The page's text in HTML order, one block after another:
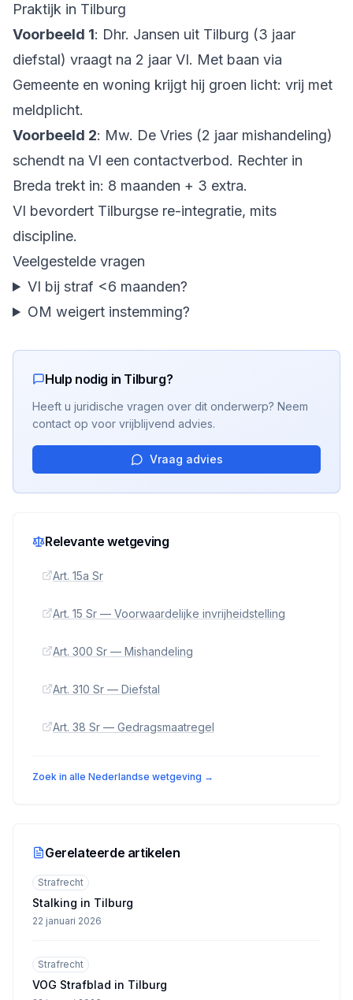
Praktijk in Tilburg
Voorbeeld 1: Dhr. Jansen uit Tilburg (3 jaar
diefstal) vraagt na 2 jaar VI. Met baan via
Gemeente en woning krijgt hij groen licht: vrij met
meldplicht.
Voorbeeld 2: Mw. De Vries (2 jaar mishandeling)
schendt na VI een contactverbod. Rechter in
Breda trekt in: 8 maanden + 3 extra.
VI bevordert Tilburgse re-integratie, mits
discipline.
Veelgestelde vragen
VI bij straf <6 maanden?
OM weigert instemming?
Hulp nodig in Tilburg?
Heeft u juridische vragen over dit onderwerp? Neem
contact op voor vrijblijvend advies.
Vraag advies
Relevante wetgeving
Art. 15a Sr
Art. 15 Sr — Voorwaardelijke invrijheidstelling
Art. 300 Sr — Mishandeling
Art. 310 Sr — Diefstal
Art. 38 Sr — Gedragsmaatregel
Zoek in alle Nederlandse wetgeving →
Gerelateerde artikelen
Strafrecht
Stalking in Tilburg
22 januari 2026
Strafrecht
VOG Strafblad in Tilburg